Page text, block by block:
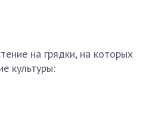
на грядки, на которых
культуры: